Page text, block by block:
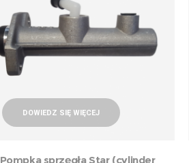
DOWIEDZ SIĘ WIĘCEJ
Pompka sprzęgła Star (cylinder